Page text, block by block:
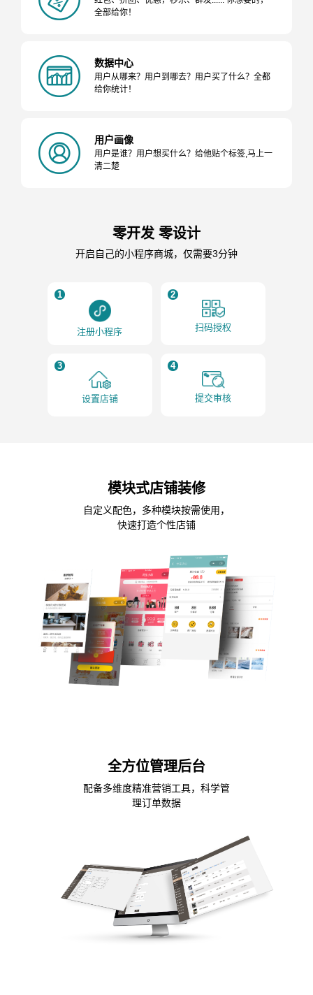
全部给你！
数据中心
用户从哪来？用户到哪去？用户买了什么？全都
给你统计！
用户画像
用户是谁？用户想买什么？给他贴个标签,马上一
清二楚
零开发 零设计
开启自己的小程序商城，仅需要3分钟
1
注册小程序
2
扫码授权
3
设置店铺
4
提交审核
模块式店铺装修
自定义配色，多种模块按需使用，
快速打造个性店铺
全方位管理后台
配备多维度精准营销工具，科学管
理订单数据